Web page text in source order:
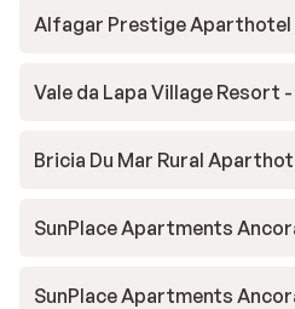
Alfagar Prestige Aparthotel
Vale da Lapa Village Resort
Bricia Du Mar Rural
SunPlace Apartments
SunPlace Apartments